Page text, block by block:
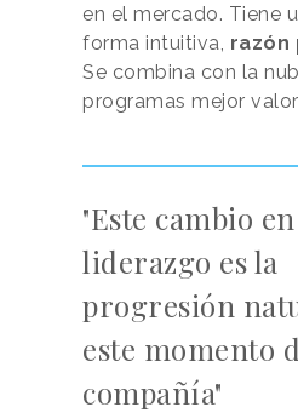
en el mercado. Tiene
forma intuitiva, razón
Se combina con la
programas mejor
"Este cambio
liderazgo es la
progresión
este momento
compañía"